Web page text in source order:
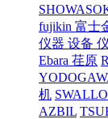
fujikin 富士
仪器 设备
Ebara 荏原
机
AZBIL